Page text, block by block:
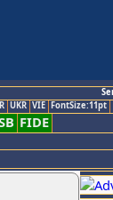
UKR VIE FontSize:11pt
FIDE